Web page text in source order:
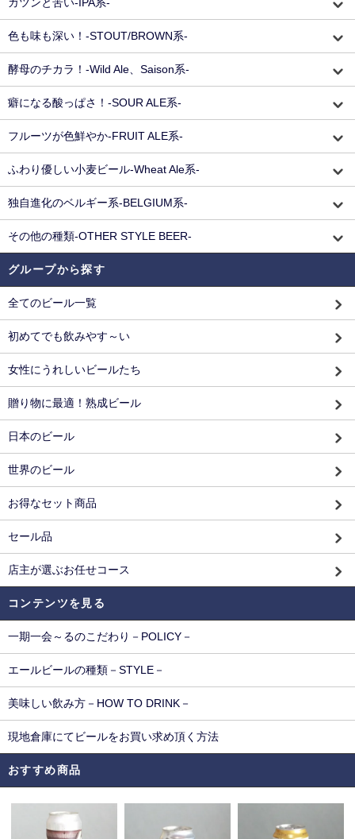
ガツンと苦い-IPA系-
色も味も深い！-STOUT/BROWN系-
酵母のチカラ！-Wild Ale、Saison系-
癖になる酸っぱさ！-SOUR ALE系-
フルーツが色鮮やか-FRUIT ALE系-
ふわり優しい小麦ビール-Wheat Ale系-
独自進化のベルギー系-BELGIUM系-
その他の種類-OTHER STYLE BEER-
グループから探す
全てのビール一覧
初めてでも飲みやす～い
女性にうれしいビールたち
贈り物に最適！熟成ビール
日本のビール
世界のビール
お得なセット商品
セール品
店主が選ぶお任せコース
コンテンツを見る
一期一会～るのこだわり－POLICY－
エールビールの種類－STYLE－
美味しい飲み方－HOW TO DRINK－
現地倉庫にてビールをお買い求め頂く方法
おすすめ商品